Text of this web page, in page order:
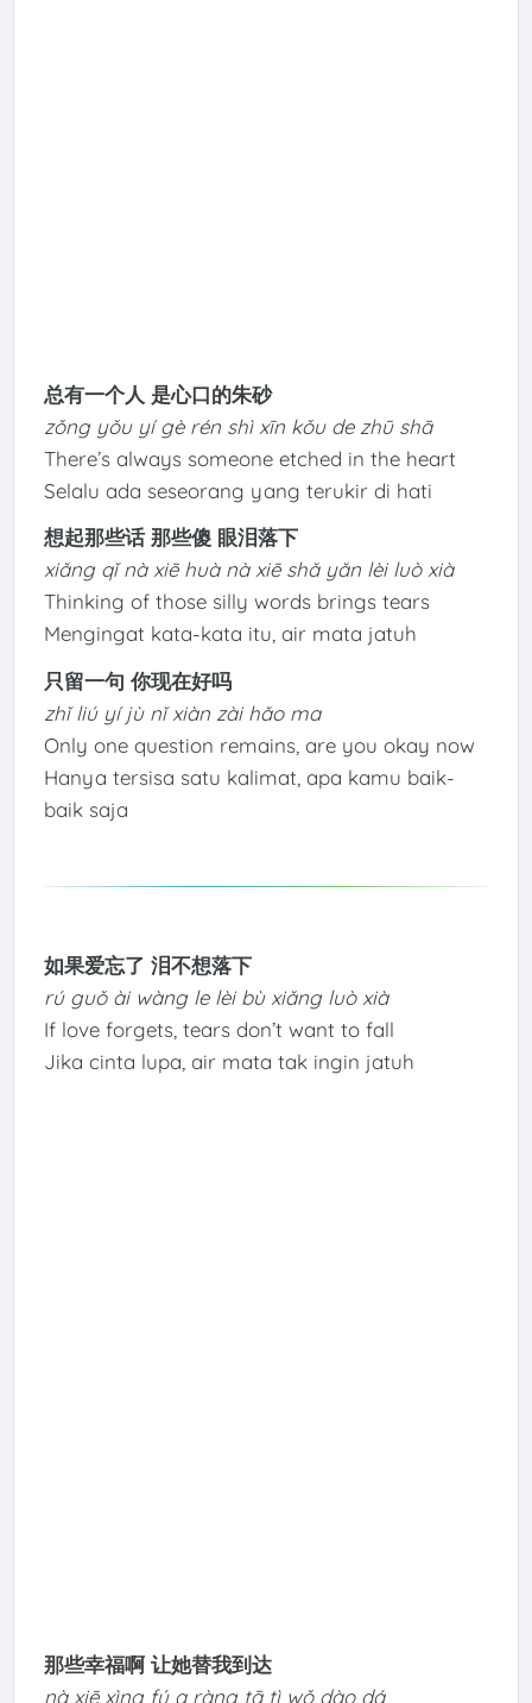
总有一个人 是心口的朱砂
zǒng yǒu yí gè rén shì xīn kǒu de zhū shā
There’s always someone etched in the heart
Selalu ada seseorang yang terukir di hati
想起那些话 那些傻 眼泪落下
xiǎng qǐ nà xiē huà nà xiē shǎ yǎn lèi luò xià
Thinking of those silly words brings tears
Mengingat kata-kata itu, air mata jatuh
只留一句 你现在好吗
zhǐ liú yí jù nǐ xiàn zài hǎo ma
Only one question remains, are you okay now
Hanya tersisa satu kalimat, apa kamu baik-
baik saja
如果爱忘了 泪不想落下
rú guǒ ài wàng le lèi bù xiǎng luò xià
If love forgets, tears don’t want to fall
Jika cinta lupa, air mata tak ingin jatuh
那些幸福啊 让她替我到达
nà xiē xìng fú a ràng tā tì wǒ dào dá